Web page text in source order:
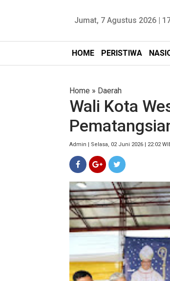
Jumat, 7 Agustus 2026 |
HOME PERISTIWA
Home » Daerah
Wali Kota
Admin | Selasa, 02 Juni 2026 | 22:02